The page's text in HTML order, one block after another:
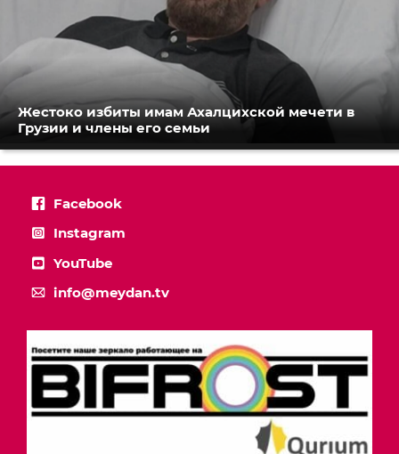
Жестоко избиты имам Ахалцихской мечети в
Грузии и члены его семьи
Facebook
Instagram
YouTube
info@meydan.tv